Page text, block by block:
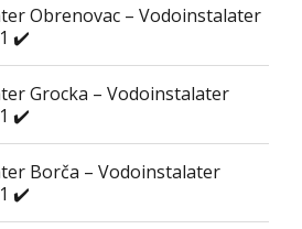
Obrenovac – Vodoinstalater
✔️
Grocka – Vodoinstalater
✔️
Borča – Vodoinstalater
✔️